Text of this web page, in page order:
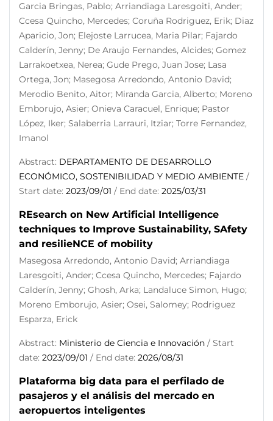
Garcia Bringas, Pablo; Arriandiaga Laresgoiti, Ander;
Ccesa Quincho, Mercedes; Coruña Rodriguez, Erik; Diaz
Aparicio, Jon; Elejoste Larrucea, Maria Pilar; Fajardo
Calderín, Jenny; De Araujo Fernandes, Alcides; Gomez
Larrakoetxea, Nerea; Gude Prego, Juan Jose; Lasa
Ortega, Jon; Masegosa Arredondo, Antonio David;
Merodio Benito, Aitor; Miranda Garcia, Alberto; Moreno
Emborujo, Asier; Onieva Caracuel, Enrique; Pastor
López, Iker; Salaberria Larrauri, Itziar; Torre Fernandez,
Imanol
Abstract: DEPARTAMENTO DE DESARROLLO
ECONÓMICO, SOSTENIBILIDAD Y MEDIO AMBIENTE /
Start date: 2023/09/01 / End date: 2025/03/31
REsearch on New Artificial Intelligence
techniques to Improve Sustainability, SAfety
and resilieNCE of mobility
Masegosa Arredondo, Antonio David; Arriandiaga
Laresgoiti, Ander; Ccesa Quincho, Mercedes; Fajardo
Calderín, Jenny; Ghosh, Arka; Landaluce Simon, Hugo;
Moreno Emborujo, Asier; Osei, Salomey; Rodriguez
Esparza, Erick
Abstract: Ministerio de Ciencia e Innovación / Start
date: 2023/09/01 / End date: 2026/08/31
Plataforma big data para el perfilado de
pasajeros y el análisis del mercado en
aeropuertos inteligentes